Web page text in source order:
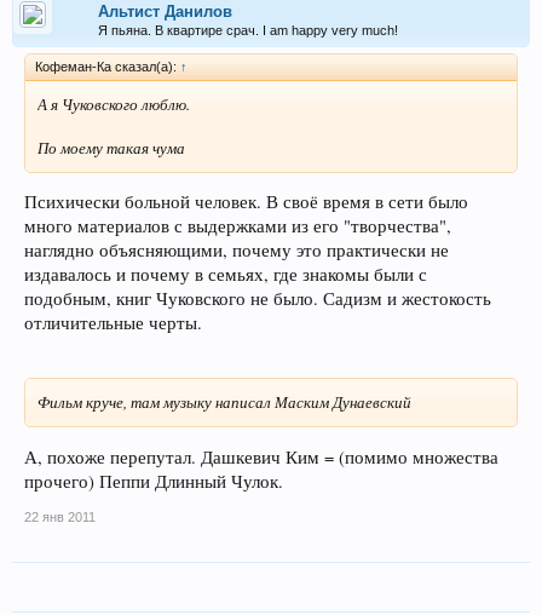
Альтист Данилов
Я пьяна. В квартире срач. I am happy very much!
Кофеман-Ка сказал(а): ↑
А я Чуковского люблю.
По моему такая чума
Психически больной человек. В своё время в сети было
много материалов с выдержками из его "творчества",
наглядно объясняющими, почему это практически не
издавалось и почему в семьях, где знакомы были с
подобным, книг Чуковского не было. Садизм и жестокость
отличительные черты.
Фильм круче, там музыку написал Маским Дунаевский
А, похоже перепутал. Дашкевич Ким = (помимо множества
прочего) Пеппи Длинный Чулок.
22 янв 2011